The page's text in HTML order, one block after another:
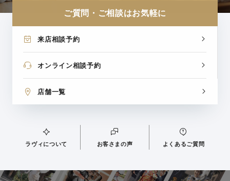
ご質問・ご相談はお気軽に
来店相談予約
オンライン相談予約
店舗一覧
ラヴィについて お客さまの声 よくあるご質問